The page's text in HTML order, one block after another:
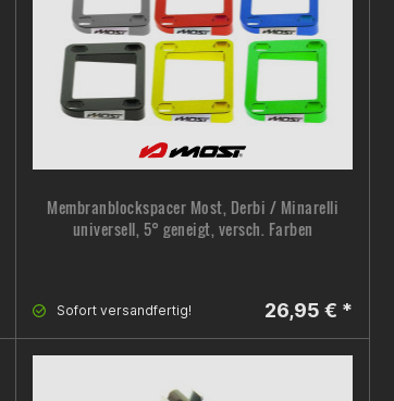
Membranblockspacer Most, Derbi / Minarelli
universell, 5° geneigt, versch. Farben
Sofort versandfertig! 26,95 € *